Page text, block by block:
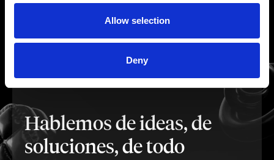
Allow selection
Deny
Hablemos de ideas, de
soluciones, de todo